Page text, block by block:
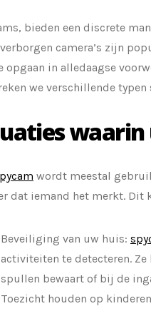
bieden een discrete
verborgen camera’s zijn
opgaan in alledaagse
we verschillende
wordt meestal
dat iemand het merkt. Dit
Beveiliging van uw huis:
activiteiten te detecteren.
spullen bewaart of bij de
Toezicht houden op